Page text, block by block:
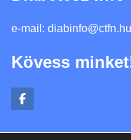
e-mail: diabinfo@ctfn.hu
Kövess